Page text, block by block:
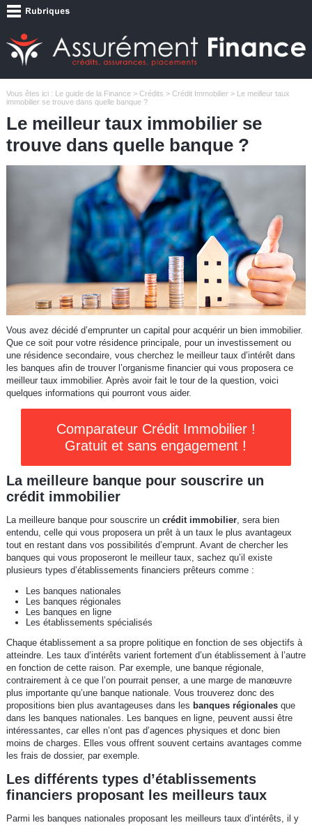
Vous êtes ici : Le guide de la Finance> Crédits > Crédit Immobilier> Le meilleur taux
immobilier se trouve dans quelle banque ?
Le meilleur taux immobilier se
trouve dans quelle banque ?
Vous avez décidé d’emprunter un capital pour acquérir un bien immobilier.
Que ce soit pour votre résidence principale, pour un investissement ou
une résidence secondaire, vous cherchez le meilleur taux d’intérêt dans
les banques afin de trouver l’organisme financier qui vous proposera ce
meilleur taux immobilier. Après avoir fait le tour de la question, voici
quelques informations qui pourront vous aider.
Comparateur Crédit Immobilier !
Gratuit et sans engagement !
La meilleure banque pour souscrire un
crédit immobilier
La meilleure banque pour souscrire un crédit immobilier, sera bien
entendu, celle qui vous proposera un prêt à un taux le plus avantageux
tout en restant dans vos possibilités d’emprunt. Avant de chercher les
banques qui vous proposeront le meilleur taux, sachez qu’il existe
plusieurs types d’établissements financiers prêteurs comme :
Les banques nationales
Les banques régionales
Les banques en ligne
Les établissements spécialisés
Chaque établissement a sa propre politique en fonction de ses objectifs à
atteindre. Les taux d’intérêts varient fortement d’un établissement à l’autre
en fonction de cette raison. Par exemple, une banque régionale,
contrairement à ce que l’on pourrait penser, a une marge de manœuvre
plus importante qu’une banque nationale. Vous trouverez donc des
propositions bien plus avantageuses dans les banques régionalesque
dans les banques nationales. Les banques en ligne, peuvent aussi être
intéressantes, car elles n’ont pas d’agences physiques et donc bien
moins de charges. Elles vous offrent souvent certains avantages comme
les frais de dossier, par exemple.
Les différents types d’établissements
financiers proposant les meilleurs taux
Parmi les banques nationales proposant les meilleurs taux d’intérêts, il y